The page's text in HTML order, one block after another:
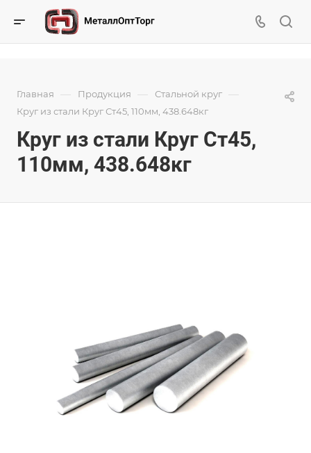
Главная — Продукция — Стальной круг —
Круг из стали Круг Ст45, 110мм, 438.648кг
Круг из стали Круг Ст45,
110мм, 438.648кг